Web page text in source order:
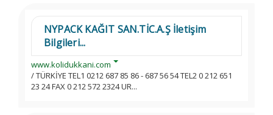
NYPACK KAĞIT SAN.TİC.A.Ş İletişim
Bilgileri...
www.kolidukkani.com
/ TÜRKİYE TEL1 0212 687 85 86 - 687 56 54 TEL2 0 212 651
23 24 FAX 0 212 572 2324 UR...